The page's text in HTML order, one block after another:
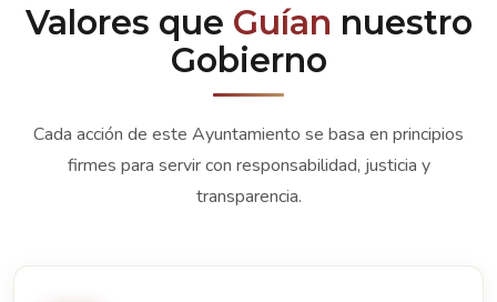
Valores que Guían nuestro
Gobierno
Cada acción de este Ayuntamiento se basa en principios
firmes para servir con responsabilidad, justicia y
transparencia.